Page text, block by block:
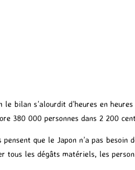
bilan s’alourdit d’heures en
380 000 personnes dans 2 200
que le Japon n’a pas
tous les dégâts matériels, les